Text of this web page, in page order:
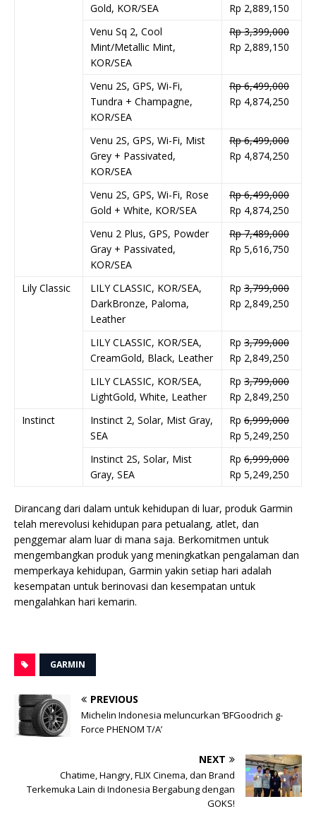
Gold, KOR/SEA
Rp 2,889,150
Venu Sq 2, Cool
Mint/Metallic Mint,
KOR/SEA
Rp 3,399,000
Rp 2,889,150
Venu 2S, GPS, Wi-Fi,
Tundra + Champagne,
KOR/SEA
Rp 6,499,000
Rp 4,874,250
Venu 2S, GPS, Wi-Fi, Mist
Grey + Passivated,
KOR/SEA
Rp 6,499,000
Rp 4,874,250
Venu 2S, GPS, Wi-Fi, Rose
Gold + White, KOR/SEA
Rp 6,499,000
Rp 4,874,250
Venu 2 Plus, GPS, Powder
Gray + Passivated,
KOR/SEA
Rp 7,489,000
Rp 5,616,750
Lily Classic
LILY CLASSIC, KOR/SEA,
DarkBronze, Paloma,
Leather
Rp 3,799,000
Rp 2,849,250
LILY CLASSIC, KOR/SEA,
CreamGold, Black, Leather
Rp 3,799,000
Rp 2,849,250
LILY CLASSIC, KOR/SEA,
LightGold, White, Leather
Rp 3,799,000
Rp 2,849,250
Instinct
Instinct 2, Solar, Mist Gray,
SEA
Rp 6,999,000
Rp 5,249,250
Instinct 2S, Solar, Mist
Gray, SEA
Rp 6,999,000
Rp 5,249,250
Dirancang dari dalam untuk kehidupan di luar, produk Garmin
telah merevolusi kehidupan para petualang, atlet, dan
penggemar alam luar di mana saja. Berkomitmen untuk
mengembangkan produk yang meningkatkan pengalaman dan
memperkaya kehidupan, Garmin yakin setiap hari adalah
kesempatan untuk berinovasi dan kesempatan untuk
mengalahkan hari kemarin.
GARMIN
PREVIOUS
Michelin Indonesia meluncurkan ‘BFGoodrich g-
Force PHENOM T/A’
NEXT
Chatime, Hangry, FLIX Cinema, dan Brand
Terkemuka Lain di Indonesia Bergabung dengan
GOKS!